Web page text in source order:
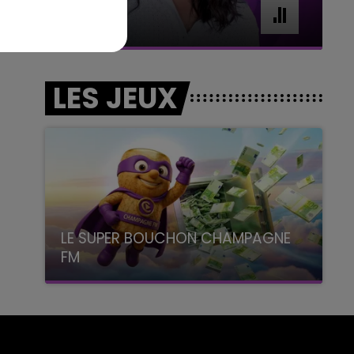
LES JEUX
LE SUPER BOUCHON CHAMPAGNE
FM
avec La Famille Champagne FM, à 8H10